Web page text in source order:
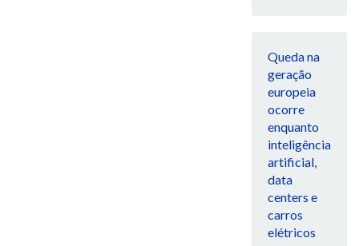
Queda na
geração
europeia
ocorre
enquanto
inteligência
artificial,
data
centers e
carros
elétricos